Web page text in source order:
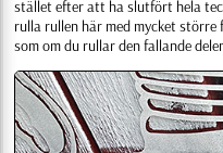
stället efter att ha slutfört hela
rulla rullen här med mycket
som om du rullar den fallande